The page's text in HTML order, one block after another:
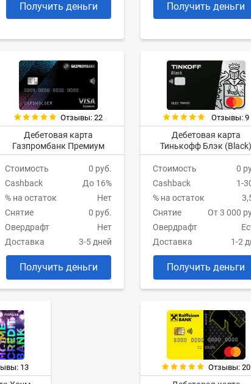
Получить деньги Получить деньги
Отзывы: 22
Дебетовая карта
Газпромбанк Премиум
Стоимость
0 руб.
Cashback
До 16%
% на остаток
Нет
Снятие
0 руб.
Овердрафт
Нет
Доставка
3-5 дней
Получить деньги
Отзывы: 9
Дебетовая карта
Тинькофф Блэк (Black)
Стоимость
0
Cashback
1-
% на остаток
Снятие
От 3 000
Овердрафт
Доставка
1-2
Получить деньги
13 Отзывы: 20